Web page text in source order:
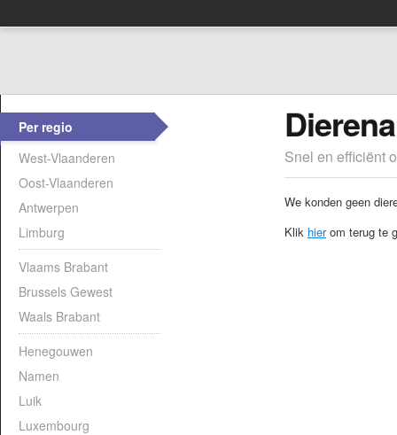
Per regio
West-Vlaanderen
Oost-Vlaanderen
Antwerpen
Limburg
Vlaams Brabant
Brussels Gewest
Waals Brabant
Henegouwen
Namen
Luik
Luxembourg
Snel en efficiënt
We konden geen
Klik hierom terug te